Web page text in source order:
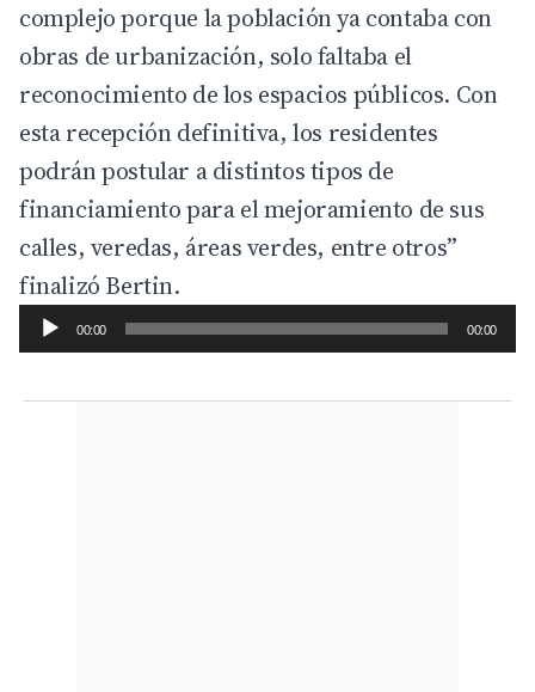
complejo porque la población ya contaba con
obras de urbanización, solo faltaba el
reconocimiento de los espacios públicos. Con
esta recepción definitiva, los residentes
podrán postular a distintos tipos de
financiamiento para el mejoramiento de sus
calles, veredas, áreas verdes, entre otros”
finalizó Bertin.
00:00 00:00